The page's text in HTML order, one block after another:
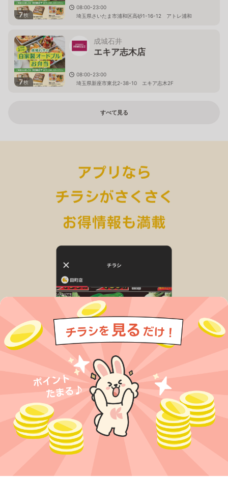
7枚
08:00-23:00
埼玉県さいたま市浦和区高砂1-16-12 アトレ浦和
7枚
成城石井
エキア志木店
08:00-23:00
埼玉県新座市東北2-38-10 エキア志木2F
すべて見る